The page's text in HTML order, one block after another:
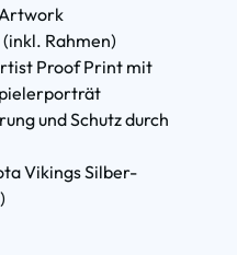
Rahmen)
Proof Print mit
und Schutz durch
Vikings Silber-